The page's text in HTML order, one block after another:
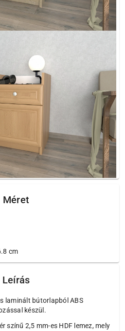
Méret
cm
Leírás
laminált bútorlapból ABS
készül.
színű 2,5 mm-es HDF lemez, mely